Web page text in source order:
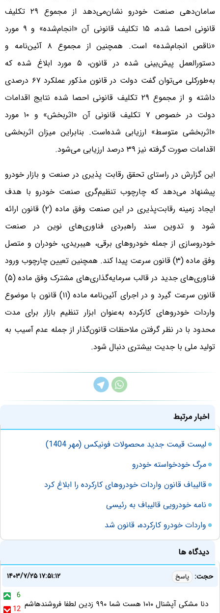
سامان‌دهی صنعت خودرو نشان‌می‌دهد از مجموع ۲۹ تکلیف
قانونی احصا شده، ۱۵ تکلیف قانونی آن «انجام‌شده» و ۹ مورد
«ناقص انجام‌شده» است. همچنین از مجموع ۸ آئین‌نامه و
دستورالعمل پیش‌بینی شده در قانون، ۵ مورد ابلاغ شده که
به‌طورکلی می‌توان گفت دولت در قانون مذکور عملکرد ۶۷ درصدی
داشته و از مجموع ۲۹ تکلیف قانونی احصا شده نتایج اقدامات
دولت در خصوص ۷ تکلیف قانونی آن «اثربخش» و ۱۰ مورد
«اثربخشی متوسط» ارزیابی شده‌است. بنابراین میزان اثربخشی
اقدامات صورت گرفته نیز ۳۹ درصد ارزیابی می‌شود.
این گزارش در راستای تحقق رقابت پذیری در صنعت و بازار خودرو
پیشنهاد می‌دهد که چارچوب تنظیم‌گری صنعت خودرو با هدف
ایجاد زمینه رقابت‌پذیری در این صنعت وفق ماده (۲) قانون ارائه
شود و تدوین سند راهبردی فناوری‌های نوین در صنعت
خودروسازی از جمله خودروهای برقی، هیبریدی، خودران و متصل
وفق ماده (۳) قانون سرعت پیدا کند. همچنین تعیین چارچوب ورود
فناوری‌های جدید در قالب سرمایه‌گذاری‌های مشترک وفق ماده (۵)
قانون سرعت گیرد و در اجرای آئین‌نامه ماده (۱۱) قانون با موضوع
واردات خودروهای کارکرده به‌عنوان ابزار تنظیم بازار برای مدت
محدود با در نظر گرفتن ملاحظات قانون‌گذار از جمله عدم آسیب به
تولید ملی با جدیت بیشتری دنبال شود.
اخبار مرتبط
لیست قیمت جدید محصولات فونیکس (مهر 1404)
مرگ خودخواسته خودرو
قالیباف قانون واردات خودروهای کارکرده را ابلاغ کرد
نامه خودرویی قالیباف به رئیسی
واردات خودرو کارکرده، قانون شد
دیدگاه ها
حجت: پاسخ
۱۴۰۳/۷/۲۵ ۱۷:۵۱:۱۲
6
12 دنا مشکی آپشنال ۱۰۱۰ هست شما ۹۹۰ زدین لطفا فروشندهاشم